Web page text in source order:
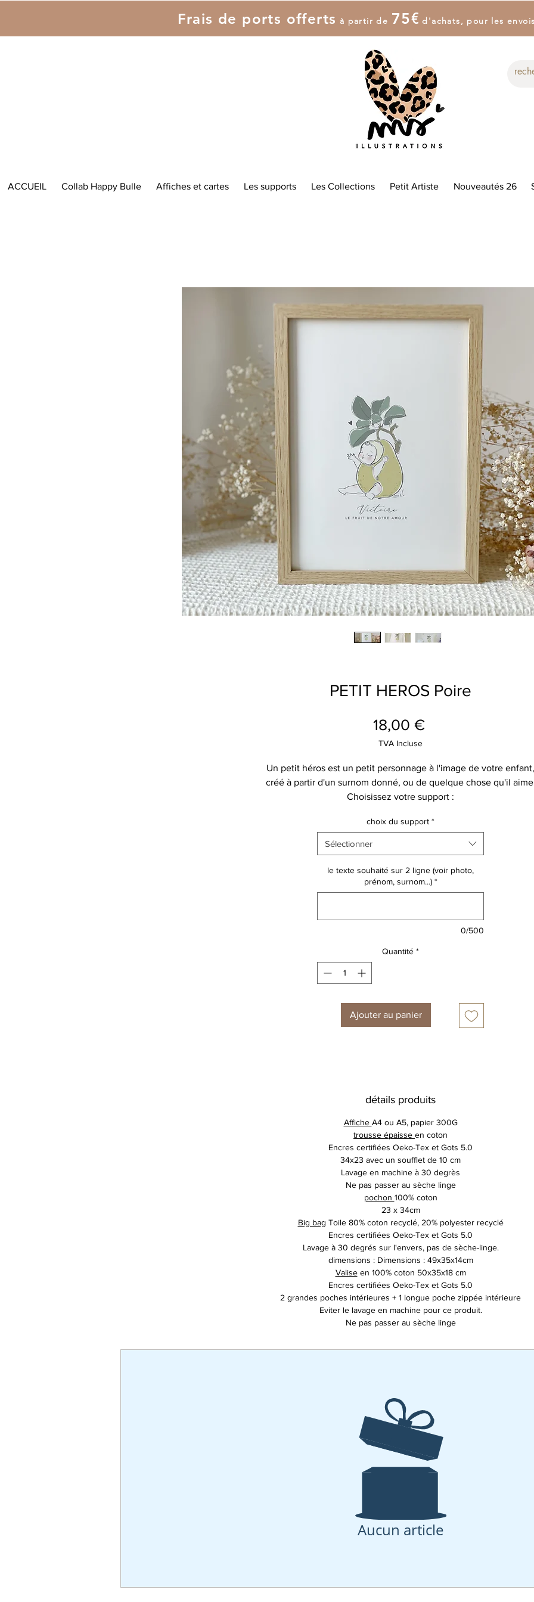
Frais de ports offerts à partir de 75€ d'achats, pour les
ACCUEIL Collab Happy Bulle Affiches et cartes Les supports Les Collections Petit Artiste Nouveautés 26
PETIT HEROS Poire
18,00 €Prix
TVA Incluse
Un petit héros est un petit personnage à l'image de votre enfant,
créé à partir d'un surnom donné, ou de quelque chose qu'il
Choisissez votre support :
- affiche A4 22 €
- bigbag 35 €
Découvrez toute la collection de personnages!
choix du support *
Sélectionner
le texte souhaité sur 2 ligne (voir photo,
prénom, surnom...) *
0/500
Quantité *
Ajouter au panier
détails produits
Affiche A4 ou A5, papier 300G
trousse épaisse en coton
Encres certifiées Oeko-Tex et Gots 5.0
34x23 avec un soufflet de 10 cm
Lavage en machine à 30 degrès
Ne pas passer au sèche linge
pochon 100% coton
23 x 34cm
Big bag Toile 80% coton recyclé, 20% polyester recyclé
Encres certifiées Oeko-Tex et Gots 5.0
Lavage à 30 degrés sur l'envers, pas de sèche-linge.
dimensions : Dimensions : 49x35x14cm
Valiseen 100% coton 50x35x18 cm
Encres certifiées Oeko-Tex et Gots 5.0
2 grandes poches intérieures + 1 longue poche zippée intérieure
Eviter le lavage en machine pour ce produit.
Ne pas passer au sèche linge
Aucun article